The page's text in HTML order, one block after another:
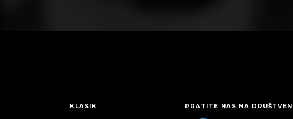
KLASIK PRATITE NAS NA